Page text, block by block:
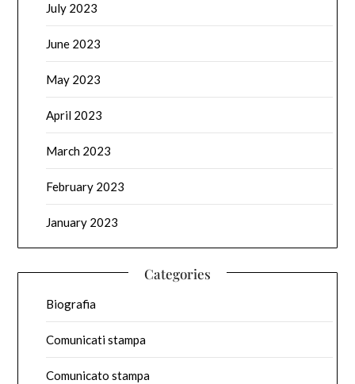
July 2023
June 2023
May 2023
April 2023
March 2023
February 2023
January 2023
Categories
Biografia
Comunicati stampa
Comunicato stampa